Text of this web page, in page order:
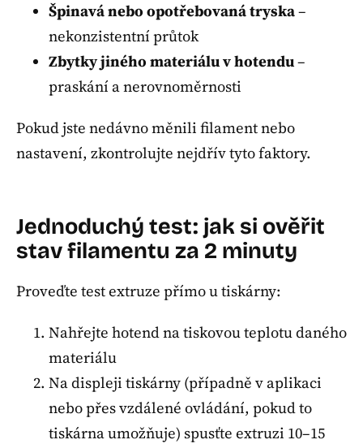
Špinavá nebo opotřebovaná tryska–
nekonzistentní průtok
Zbytky jiného materiálu v hotendu–
praskání a nerovnoměrnosti
Pokud jste nedávno měnili filament nebo
nastavení, zkontrolujte nejdřív tyto faktory.
Jednoduchý test: jak si ověřit
stav filamentu za 2 minuty
Proveďte test extruze přímo u tiskárny:
Nahřejte hotend na tiskovou teplotu daného
materiálu
Na displeji tiskárny (případně v aplikaci
nebo přes vzdálené ovládání, pokud to
tiskárna umožňuje) spusťte extruzi 10–15